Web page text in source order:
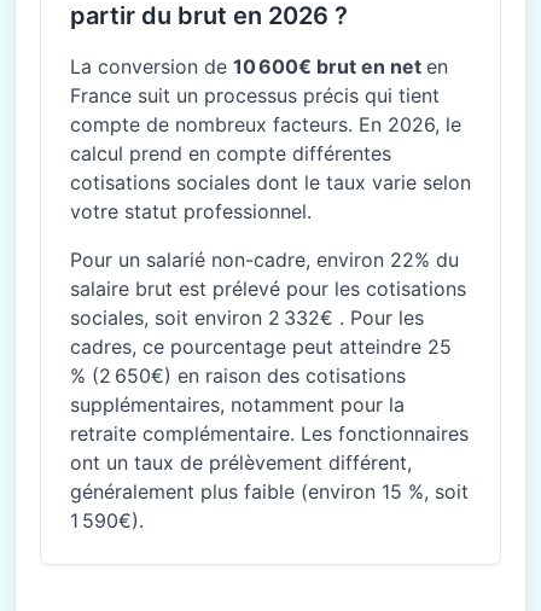
partir du brut en 2026 ?
La conversion de 10 600€ brut en net en
France suit un processus précis qui tient
compte de nombreux facteurs. En 2026, le
calcul prend en compte différentes
cotisations sociales dont le taux varie selon
votre statut professionnel.
Pour un salarié non-cadre, environ 22% du
salaire brut est prélevé pour les cotisations
sociales, soit environ 2 332€ . Pour les
cadres, ce pourcentage peut atteindre 25
% (2 650€) en raison des cotisations
supplémentaires, notamment pour la
retraite complémentaire. Les fonctionnaires
ont un taux de prélèvement différent,
généralement plus faible (environ 15 %, soit
1 590€).